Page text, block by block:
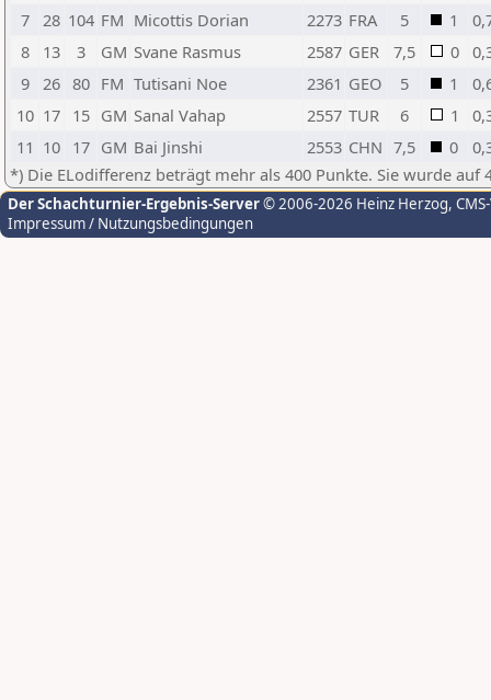
7
28 104 FM Micottis Dorian 2273 FRA 5 1
8
13 3 GM Svane Rasmus 2587 GER 7,5 0
9
26 80 FM Tutisani Noe 2361 GEO 5 1
10 17 15 GM Sanal Vahap 2557 TUR 6 1
11 10 17 GM Bai Jinshi 2553 CHN 7,5 0
*) Die ELodifferenz beträgt mehr als 400 Punkte. Sie wurde auf
Der Schachturnier-Ergebnis-Server© 2006-2026 Heinz Herzog,
Impressum / Nutzungsbedingungen